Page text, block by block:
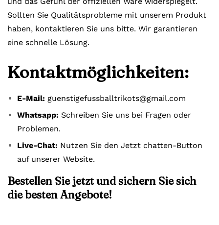
Sollten Sie Qualitätsprobleme mit unserem Produkt
haben, kontaktieren Sie uns bitte. Wir garantieren
eine schnelle Lösung.
Kontaktmöglichkeiten:
E-Mail: guenstigefussballtrikots@gmail.com
Whatsapp: Schreiben Sie uns bei Fragen oder
Problemen.
Live-Chat: Nutzen Sie den Jetzt chatten-Button
auf unserer Website.
Bestellen Sie jetzt und sichern Sie sich
die besten Angebote!